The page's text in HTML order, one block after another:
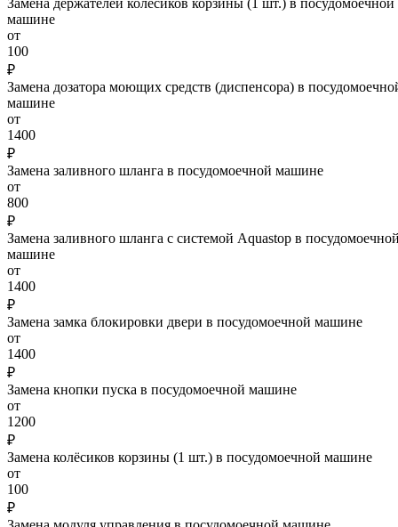
машине
от
100
₽
Замена дозатора моющих средств (диспенсора) в
машине
от
1400
₽
Замена заливного шланга в посудомоечной машине
от
800
₽
Замена заливного шланга с системой Aquastop в
машине
от
1400
₽
Замена замка блокировки двери в посудомоечной машине
от
1400
₽
Замена кнопки пуска в посудомоечной машине
от
1200
₽
Замена колёсиков корзины (1 шт.) в посудомоечной машине
от
100
₽